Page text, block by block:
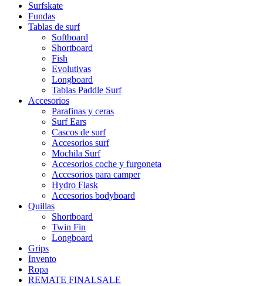
Surfskate
Fundas
Tablas de surf
Softboard
Shortboard
Fish
Evolutivas
Longboard
Tablas Paddle Surf
Accesorios
Parafinas y ceras
Surf Ears
Cascos de surf
Accesorios surf
Mochila Surf
Accesorios coche y furgoneta
Accesorios para camper
Hydro Flask
Accesorios bodyboard
Quillas
Shortboard
Twin Fin
Longboard
Grips
Invento
Ropa
REMATE FINALSALE